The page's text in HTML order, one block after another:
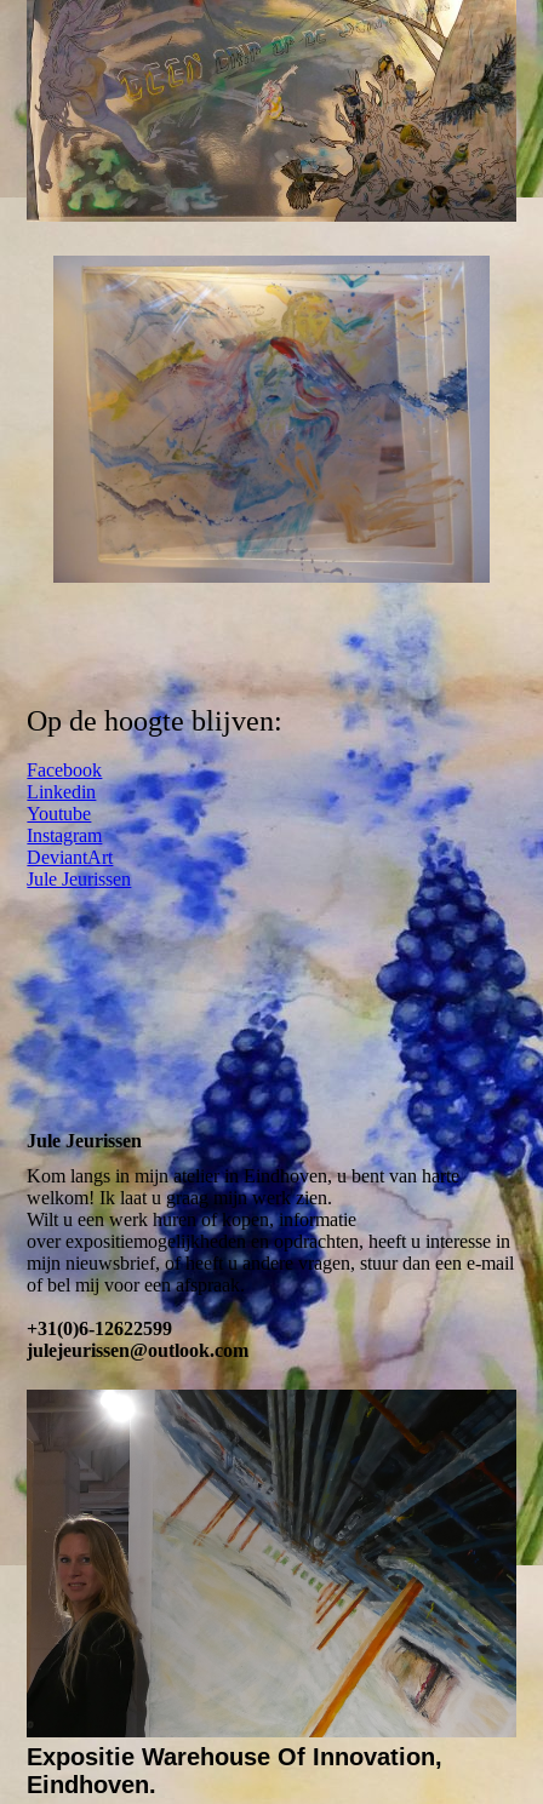
Op de hoogte blijven:
Facebook
Linkedin
Youtube
Instagram
DeviantArt
Jule Jeurissen
Jule Jeurissen
Kom langs in mijn atelier in Eindhoven, u bent van harte
welkom! Ik laat u graag mijn werk zien.
Wilt u een werk huren of kopen, informatie
over expositiemogelijkheden en opdrachten, heeft u interesse in
mijn nieuwsbrief, of heeft u andere vragen, stuur dan een e-mail
of bel mij voor een afspraak.
+31(0)6-12622599
julejeurissen@outlook.com
Expositie Warehouse Of Innovation,
Eindhoven.